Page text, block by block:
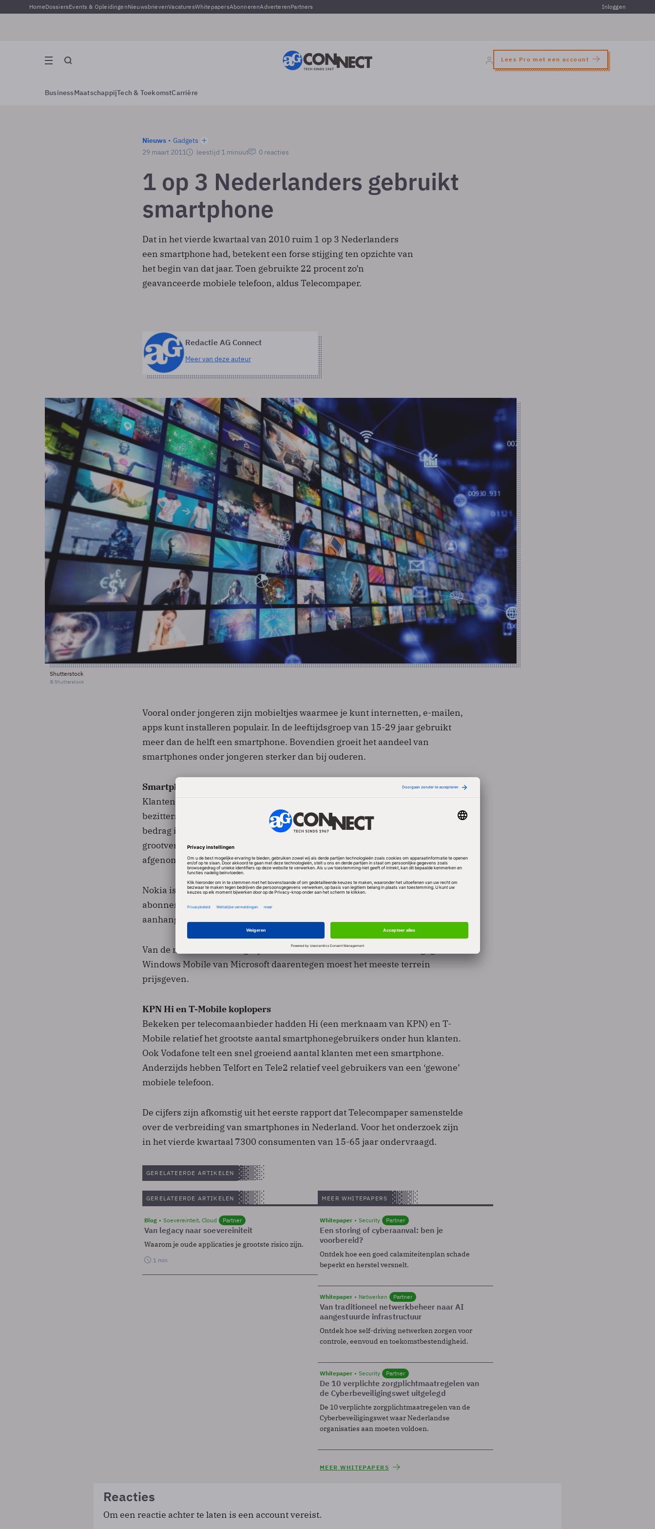
HomeDossiersEvents & OpleidingenNieuwsbrievenVacaturesWhitepapersAbonnerenAdverterenPartners Inloggen
Lees Pro met een account
BusinessMaatschappijTech & ToekomstCarrière
Nieuws
Gadgets
29 maart 2011
leestijd 1 minuut 0 reacties
1 op 3 Nederlanders gebruikt
smartphone
Dat in het vierde kwartaal van 2010 ruim 1 op 3 Nederlanders
een smartphone had, betekent een forse stijging ten opzichte van
het begin van dat jaar. Toen gebruikte 22 procent zo’n
geavanceerde mobiele telefoon, aldus Telecompaper.
Redactie AG Connect
Meer van deze auteur
Shutterstock
© Shutterstock
Vooral onder jongeren zijn mobieltjes waarmee je kunt internetten, e-mailen,
apps kunt installeren populair. In de leeftijdsgroep van 15-29 jaar gebruikt
meer dan de helft een smartphone. Bovendien groeit het aandeel van
smartphones onder jongeren sterker dan bij ouderen.
Smartphonebezitters besteden meer
Klanten met een smartphone besteden meer aan mobiele telefonie dan
bezitters van een simpel toestel. Wel is het gemiddeld per maand bestede
bedrag iets gedaald, aldus Telecompapier. Dat komt vooral doordat het aantal
grootverbruikers – degenen die meer dan 80 euro per maand uitgeven – is
afgenomen.
Nokia is het meest gebruikte merk smartphone onder degenen met een
abonnement (post-paid). Bij de prepaidklanten heeft Samsung de grootste
aanhang.
Van de mobiele besturingssystemen is Android in 2010 het sterkst gegroeid.
Windows Mobile van Microsoft daarentegen moest het meeste terrein
prijsgeven.
KPN Hi en T-Mobile koplopers
Bekeken per telecomaanbieder hadden Hi (een merknaam van KPN) en T-
Mobile relatief het grootste aantal smartphonegebruikers onder hun klanten.
Ook Vodafone telt een snel groeiend aantal klanten met een smartphone.
Anderzijds hebben Telfort en Tele2 relatief veel gebruikers van een ‘gewone’
mobiele telefoon.
De cijfers zijn afkomstig uit het eerste rapport dat Telecompaper samenstelde
over de verbreiding van smartphones in Nederland. Voor het onderzoek zijn
in het vierde kwartaal 7300 consumenten van 15-65 jaar ondervraagd.
GERELATEERDE ARTIKELEN
GERELATEERDE ARTIKELEN
Blog Soevereinteit, Cloud Partner
Van legacy naar soevereiniteit
Waarom je oude applicaties je grootste risico zijn.
1 min
MEER WHITEPAPERS
Whitepaper Security Partner
Een storing of cyberaanval: ben je
voorbereid?
Ontdek hoe een goed calamiteitenplan schade
beperkt en herstel versnelt.
Whitepaper Netwerken Partner
Van traditioneel netwerkbeheer naar AI
aangestuurde infrastructuur
Ontdek hoe self-driving netwerken zorgen voor
controle, eenvoud en toekomstbestendigheid.
Whitepaper Security Partner
De 10 verplichte zorgplichtmaatregelen van
de Cyberbeveiligingswet uitgelegd
De 10 verplichte zorgplichtmaatregelen van de
Cyberbeveiligingswet waar Nederlandse
organisaties aan moeten voldoen.
MEER WHITEPAPERS
Reacties
Om een reactie achter te laten is een account vereist.